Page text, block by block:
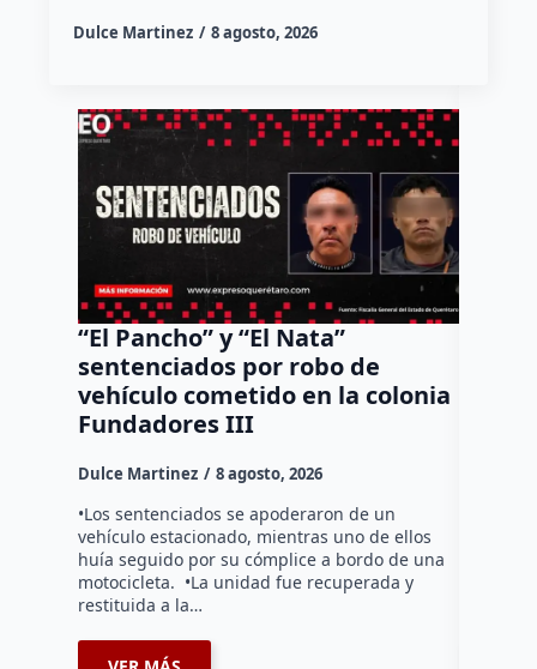
Dulce Martinez 8 agosto, 2026
“El Pancho” y “El Nata”
sentenciados por robo de
vehículo cometido en la colonia
Fundadores III
Dulce Martinez 8 agosto, 2026
•Los sentenciados se apoderaron de un
vehículo estacionado, mientras uno de ellos
huía seguido por su cómplice a bordo de una
motocicleta. •La unidad fue recuperada y
restituida a la…